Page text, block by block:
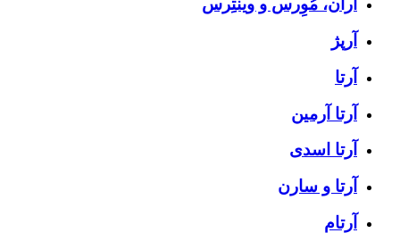
آران، مُوِرس و وینتِرس
آرپژ
آرتا
آرتا آرمین
آرتا اسدی
آرتا و سارن
آرتام